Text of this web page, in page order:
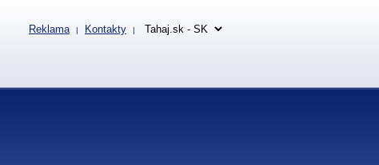
Reklama | Kontakty |